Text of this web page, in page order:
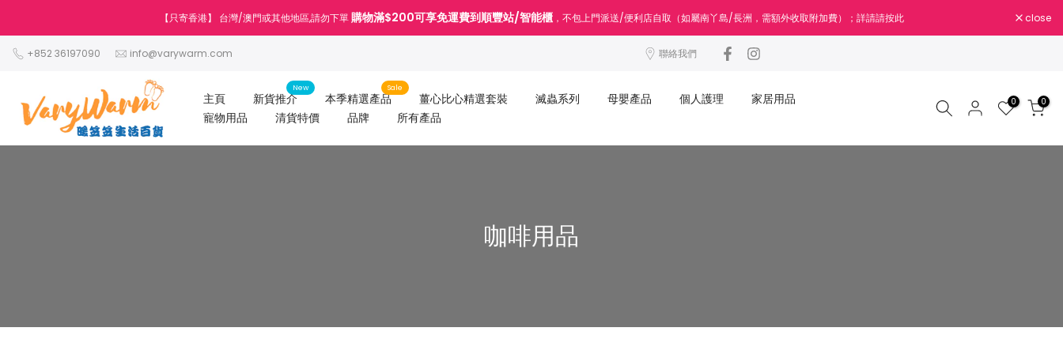
至
內
【只寄香港】 台灣/澳門或其他地區,請勿下單購物滿$200可享免運費到順豐站/智能櫃，不包上門派送/便利店自取（如屬南丫島/長洲，需額外收取附加費）；詳請請按此 close
+852 36197090 info@varywarm.com 聯絡我們
主頁 新貨推介
New
本季精選產品
Sale
薑心比心精選套裝 滅蟲系列 母嬰產品 個人護理
家居用品
寵物用品
清貨特價 品牌 所有產品
0 0
咖啡用品